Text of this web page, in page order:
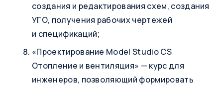
создания и редактирования схем, создания
УГО, получения рабочих чертежей
и спецификаций;
«Проектирование Model Studio CS
Отопление и вентиляция» — курс для
инженеров, позволяющий формировать